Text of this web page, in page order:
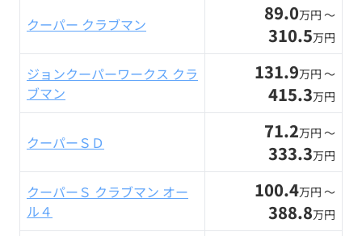
クーパー クラブマン 89.0万円 〜
310.5万円
ジョンクーパーワークス クラ
ブマン
131.9万円 〜
415.3万円
クーパーＳＤ 71.2万円 〜
333.3万円
クーパーＳ クラブマン オー
ル４
100.4万円 〜
388.8万円